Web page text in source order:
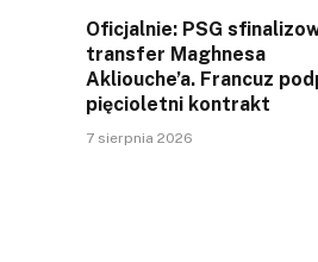
Oficjalnie: PSG
transfer Maghnesa
Akliouche’a. Francuz
pięcioletni kontrakt
7 sierpnia 2026